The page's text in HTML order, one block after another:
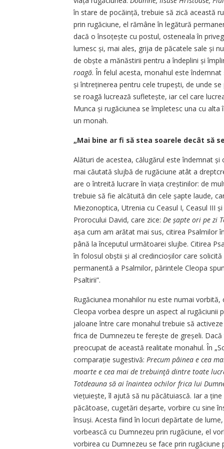
în stare de pocăință, trebuie să zică această
prin rugăciune, el rămâne în legătură
dacă o însoțește cu postul, osteneala în
lumesc și, mai ales, grija de păcatele sale și
de obște a mănăstirii pentru a îndeplini și
roagă. În felul acesta, monahul este
și întreținerea pentru cele trupești, de unde
se roagă lucrează sufletește, iar cel care
Munca și rugăciunea se împletesc una cu
un monah.
„Mai bine ar fi să stea soarele decât să
Alături de acestea, călugărul este îndemnat
mai căutată slujbă de rugăciune atât a
are o întreită lucrare în viața creștinilor: de
trebuie să fie alcătuită din cele șapte laude,
Miezonoptica, Utrenia cu Ceasul I, Ceasul III
Prorocului David, care zice: De șapte ori pe zi
așa cum am arătat mai sus, citirea Psalmilor
până la începutul următoarei slujbe. Citirea
în folosul obștii și al credincioșilor care
permanentă a Psalmilor, părintele Cleopa
Psaltirii”.
Rugăciunea monahilor nu este numai
Cleopa vorbea despre un aspect al rugăciunii
jaloane între care monahul trebuie să
frica de Dumnezeu te ferește de greșeli.
preocupat de această realitate monahul. În
comparație sugestivă: Precum pâinea e cea
moarte e cea mai de trebuinţă dintre toate
Totdeauna să ai înaintea ochilor frica lui
viețuiește, îl ajută să nu păcătuiască. Iar a
păcătoase, cugetări deșarte, vorbire cu sine
însuși. Acesta fiind în locuri depărtate de
vorbească cu Dumnezeu prin rugăciune, el
vorbirea cu Dumnezeu se face prin